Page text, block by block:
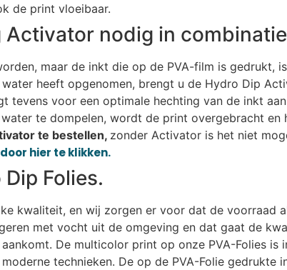
de print vloeibaar.
nodig in
maar de inkt die op de PVA-film is gedrukt,
heeft opgenomen, brengt u de Hydro Dip
tevens voor een optimale hechting van de inkt
te dompelen, wordt de print overgebracht en
te bestellen, zonder Activator is het niet
hier te klikken.
Folies.
kwaliteit, en wij zorgen er voor dat de voorraad
met vocht uit de omgeving en dat gaat de
De multicolor print op onze PVA-Folies is
technieken. De op de PVA-Folie gedrukte